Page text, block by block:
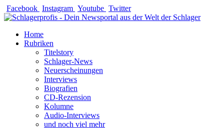
Zum
Inhalt
Facebook Instagram Youtube Twitter
Home
Rubriken
Titelstory
Schlager-News
Neuerscheinungen
Interviews
Biografien
CD-Rezension
Kolumne
Audio-Interviews
und noch viel mehr